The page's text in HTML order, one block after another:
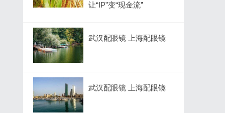
让“IP”变“现金流”
武汉配眼镜 上海配眼镜
武汉配眼镜 上海配眼镜